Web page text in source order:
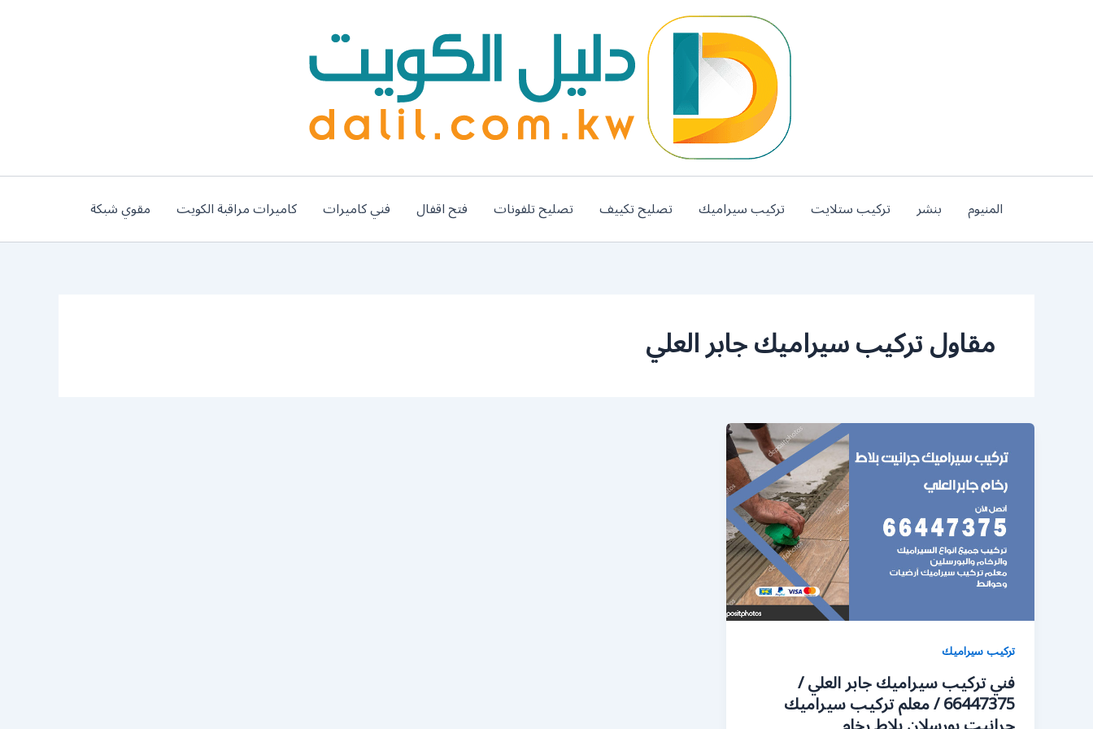
المنيوم بنشر تركيب ستلايت تركيب سيراميك تصليح تكييف تصليح تلفونات فتح اقفال فني كاميرات كاميرات مراقبة الكويت مقوي شبكة
مقاول تركيب سيراميك جابر العلي
تركيب سيراميك
فني تركيب سيراميك جابر العلي /
66447375 / معلم تركيب سيراميك